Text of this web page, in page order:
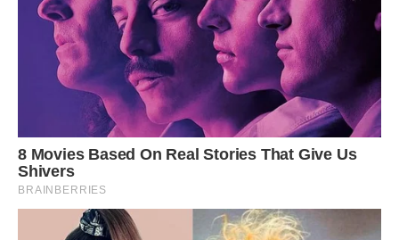
Тієї ночі я майже не спала. Я чула кожен шурхіт у сусідній
кімнаті. Мама знову не спала. Вона ходила коридором,
щось бурмочучи собі під ніс.
Я тихо підійшла до її дверей. Вона стояла біля вікна і